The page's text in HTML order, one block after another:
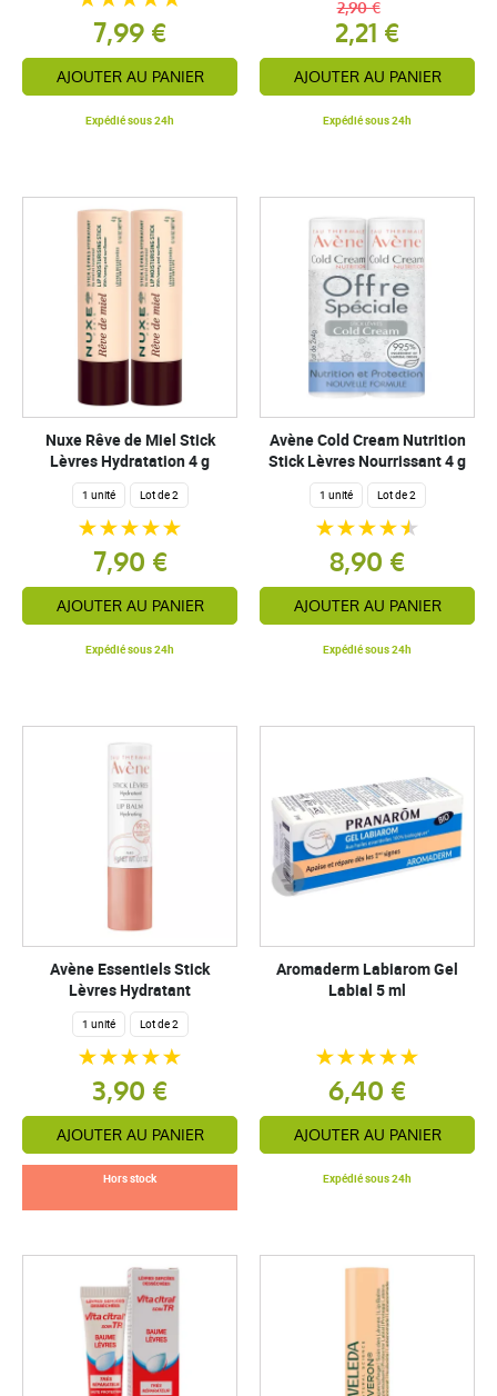
7,99 €
AJOUTER AU PANIER
Expédié sous 24h
2,21 €
2,90 €
AJOUTER AU PANIER
Expédié sous 24h
Nuxe Rêve de Miel Stick
Lèvres Hydratation 4 g
1 unité Lot de 2
7,90 €
AJOUTER AU PANIER
Expédié sous 24h
Avène Cold Cream Nutrition
Stick Lèvres Nourrissant 4 g
1 unité Lot de 2
8,90 €
AJOUTER AU PANIER
Expédié sous 24h
Avène Essentiels Stick
Lèvres Hydratant
1 unité Lot de 2
3,90 €
AJOUTER AU PANIER
Hors stock
Aromaderm Labiarom Gel
Labial 5 ml
6,40 €
AJOUTER AU PANIER
Expédié sous 24h